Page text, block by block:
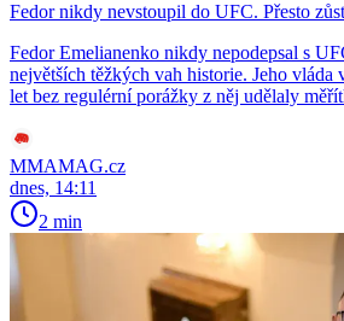
Fedor nikdy nevstoupil do UFC. Přesto
Fedor Emelianenko nikdy nepodepsal s
největších těžkých vah historie. Jeho vláda
let bez regulérní porážky z něj udělaly
MMAMAG.cz
dnes, 14:11
2 min